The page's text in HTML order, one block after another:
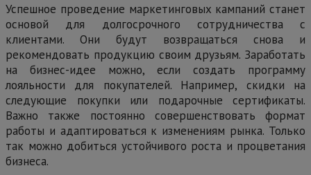
Успешное проведение маркетинговых кампаний станет
основой для долгосрочного сотрудничества с
клиентами. Они будут возвращаться снова и
рекомендовать продукцию своим друзьям. Заработать
на бизнес-идее можно, если создать программу
лояльности для покупателей. Например, скидки на
следующие покупки или подарочные сертификаты.
Важно также постоянно совершенствовать формат
работы и адаптироваться к изменениям рынка. Только
так можно добиться устойчивого роста и процветания
бизнеса.